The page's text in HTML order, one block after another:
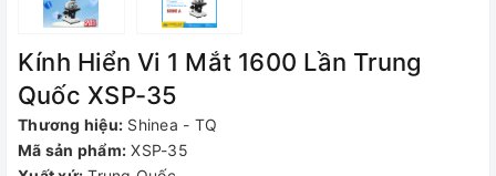
Kính Hiển Vi 1 Mắt 1600 Lần Trung
Quốc XSP-35
Thương hiệu: Shinea - TQ
Mã sản phẩm: XSP-35